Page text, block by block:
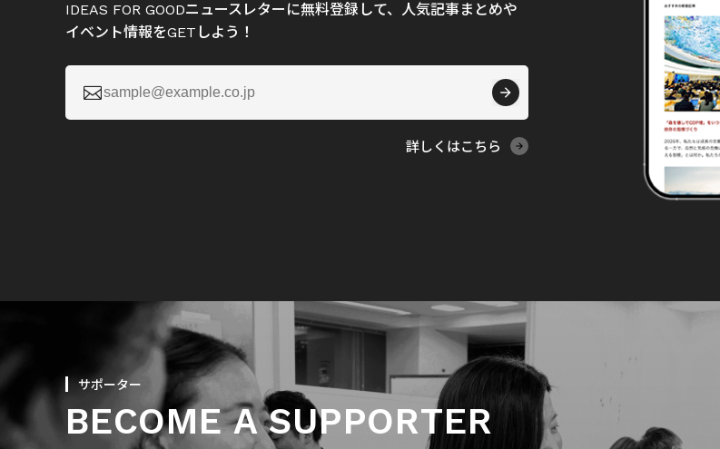
IDEAS FOR GOODニュースレターに無料登録して、人気記事まとめや
イベント情報をGETしよう！

詳しくはこちら
サポーター
BECOME A SUPPORTER